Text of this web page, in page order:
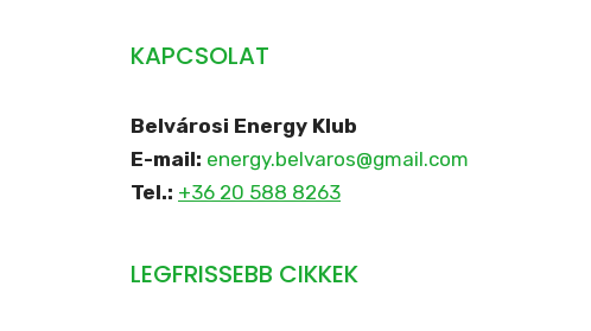
KAPCSOLAT
Belvárosi Energy Klub
E-mail: energy.belvaros@gmail.com
Tel.: +36 20 588 8263
LEGFRISSEBB CIKKEK